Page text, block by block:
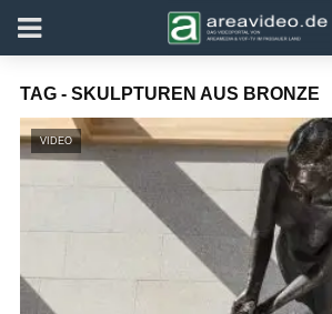
TAG - SKULPTUREN AUS BRONZE
VIDEO